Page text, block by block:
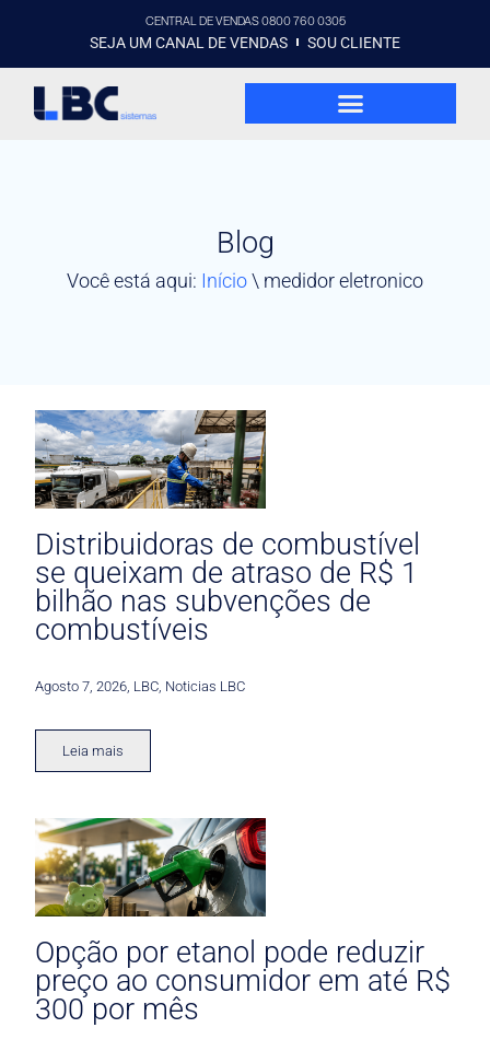
CENTRAL DE VENDAS 0800 760 0305
SEJA UM CANAL DE VENDAS SOU CLIENTE
Blog
Você está aqui: Início\ medidor eletronico
Distribuidoras de combustível
se queixam de atraso de R$ 1
bilhão nas subvenções de
combustíveis
Agosto 7, 2026 LBC Noticias LBC
Leia mais
Opção por etanol pode reduzir
preço ao consumidor em até R$
300 por mês